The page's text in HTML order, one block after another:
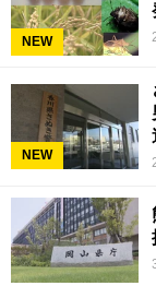
NEW
NEW